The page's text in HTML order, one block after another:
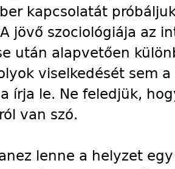
kapcsolatát
jövő szociológiája az
után alapvetően
viselkedését sem
írja le. Ne feledjük,
van szó.
lenne a helyzet